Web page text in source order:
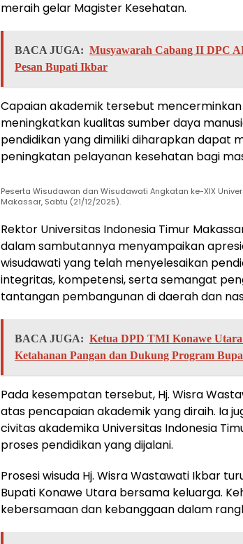
meraih gelar Magister Kesehatan.
BACA JUGA: Musyawarah Cabang II DPC
Pesan Bupati Ikbar
Capaian akademik tersebut
meningkatkan kualitas sumber daya
pendidikan yang dimiliki diharapkan
peningkatan pelayanan kesehatan bagi
Peserta Wisudawan dan Wisudawati Angkatan ke-XIX
Makassar, Sabtu (21/12/2025).
Rektor Universitas Indonesia Timur
dalam sambutannya menyampaikan
wisudawati yang telah menyelesaikan
integritas, kompetensi, serta semangat
tantangan pembangunan di daerah dan
BACA JUGA: Ketua DPD TMI Konawe
Ketahanan Pangan dan Dukung Program
Pada kesempatan tersebut, Hj. Wisra
atas pencapaian akademik yang diraih. Ia
civitas akademika Universitas Indonesia
proses pendidikan yang dijalani.
Prosesi wisuda Hj. Wisra Wastawati Ikbar
Bupati Konawe Utara bersama keluarga.
kebersamaan dan kebanggaan dalam